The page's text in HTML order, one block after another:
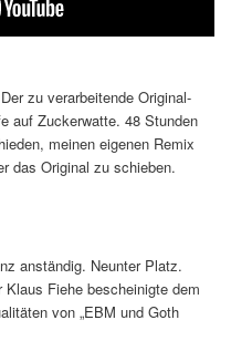
zu verarbeitende Original-
auf Zuckerwatte. 48 Stunden
meinen eigenen Remix
das Original zu schieben.
anständig. Neunter Platz.
Fiehe bescheinigte dem
von „EBM und Goth